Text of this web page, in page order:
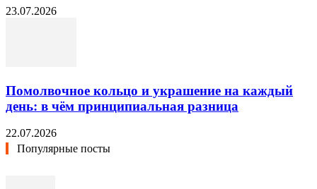
23.07.2026
Помолвочное кольцо и украшение на каждый
день: в чём принципиальная разница
22.07.2026
Популярные посты